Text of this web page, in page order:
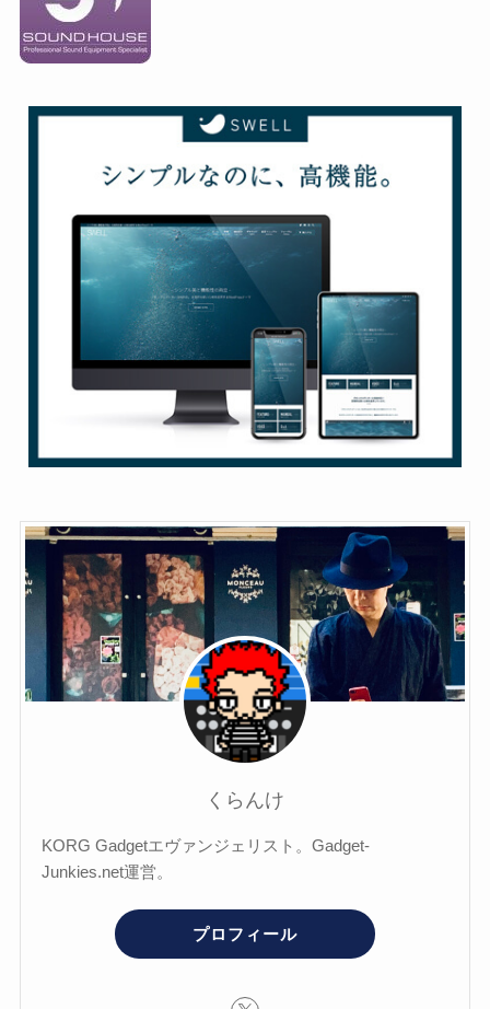
くらんけ
KORG Gadgetエヴァンジェリスト。Gadget-
Junkies.net運営。
プロフィール